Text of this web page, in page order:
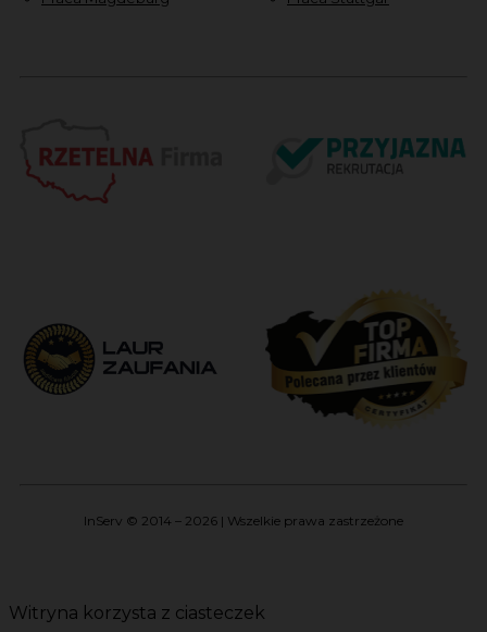
InServ © 2014 – 2026 | Wszelkie prawa zastrzeżone
Witryna korzysta z ciasteczek